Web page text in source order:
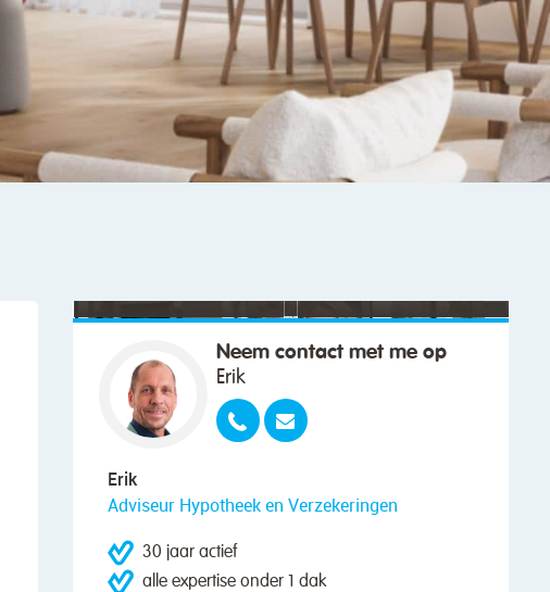
"We wilden vooral iemand die met ons
Neem contact met me op
Erik
Erik
Adviseur Hypotheek en Verzekeringen
30 jaar actief
alle expertise onder 1 dak